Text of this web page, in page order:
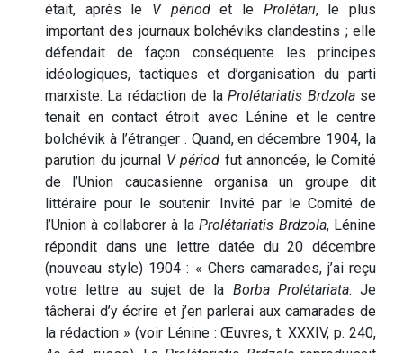
était, après le V périodet le Prolétari, le plus
important des journaux bolchéviks clandestins ; elle
défendait de façon conséquente les principes
idéologiques, tactiques et d’organisation du parti
marxiste. La rédaction de laProlétariatis Brdzolase
tenait en contact étroit avec Lénine et le centre
bolchévik à l’étranger . Quand, en décembre 1904, la
parution du journal V périod fut annoncée, le Comité
de l’Union caucasienne organisa un groupe dit
littéraire pour le soutenir. Invité par le Comité de
l’Union à collaborer à laProlétariatis Brdzola, Lénine
répondit dans une lettre datée du 20 décembre
(nouveau style) 1904 : « Chers camarades, j’ai reçu
votre lettre au sujet de la Borba Prolétariata. Je
tâcherai d’y écrire et j’en parlerai aux camarades de
la rédaction » (voir Lénine : Œuvres, t. XXXIV, p. 240,